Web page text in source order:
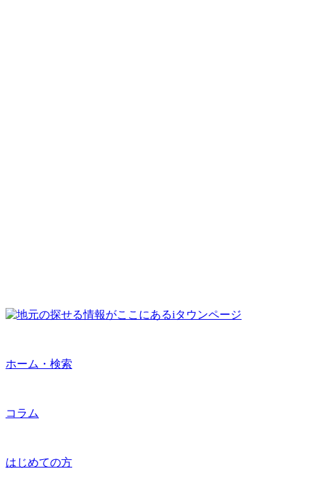
ホーム・検索
コラム
はじめての方